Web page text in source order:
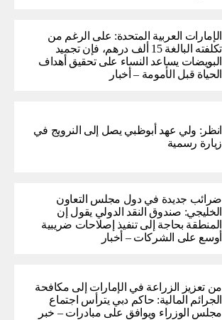
الإمارات العربية المتحدة: على الرغم من
تكلفته البالغة 15 ألف درهم، فإن تجميد
البويضات يساعد النساء على تحقيق أهداف
الحياة قبل الأمومة – أخبار
انظر: ولي عهد أبوظبي يصل إلى النرويج في
زيارة رسمية
ضرائب جديدة في دول مجلس التعاون
الخليجي: صندوق النقد الدولي يقول إن
المنطقة بحاجة إلى تنفيذ إصلاحات ضريبية
أوسع على الشركات – أخبار
من تعزيز الزراعة في الإمارات إلى مكافحة
الجرائم المالية: حاكم دبي يترأس اجتماع
مجلس الوزراء ويوافق على مبادرات – خبر